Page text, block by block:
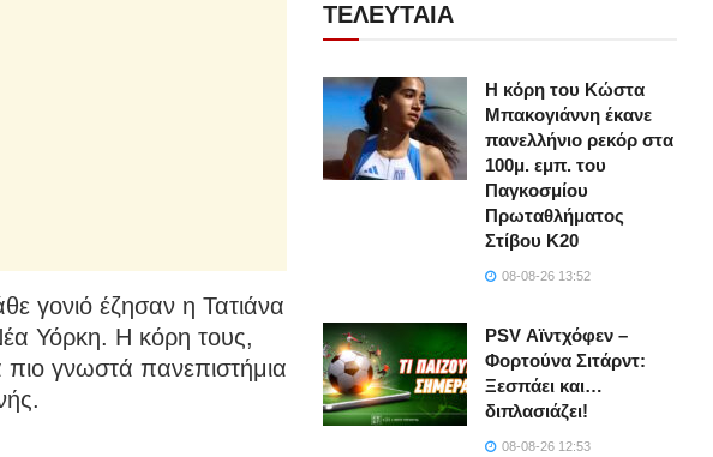
γονιό έζησαν η Τατιάνα
Υόρκη. Η κόρη τους,
γνωστά πανεπιστήμια
ΤΕΛΕΥΤΑΙΑ
Η κόρη του Κώστα
Μπακογιάννη έκανε
πανελλήνιο ρεκόρ στα
100μ. εμπ. του
Παγκοσμίου
Πρωταθλήματος
Στίβου Κ20
08-08-26 13:52
PSV Αϊντχόφεν –
Φορτούνα Σιτάρντ:
Ξεσπάει και…
διπλασιάζει!
08-08-26 12:53